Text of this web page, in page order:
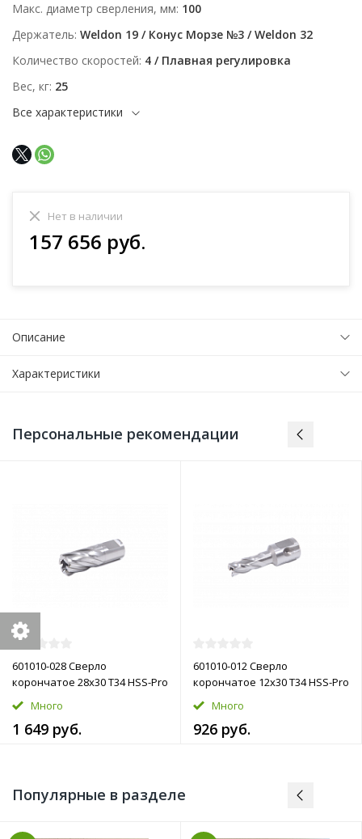
Макс. диаметр сверления, мм 100
Держатель Weldon 19 / Конус Морзе №3 / Weldon 32
Количество скоростей 4 / Плавная регулировка
Вес, кг 25
Все характеристики
Нет в наличии
157 656 руб.
Описание
Характеристики
Персональные рекомендации
601010-028 Сверло
корончатое 28х30 T34 HSS-Pro
Много
1 649 руб.
601010-012 Сверло
корончатое 12х30 T34 HSS-Pro
Много
926 руб.
Популярные в разделе